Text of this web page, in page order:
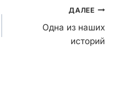
ДАЛЕЕ
Одна из наших
историй